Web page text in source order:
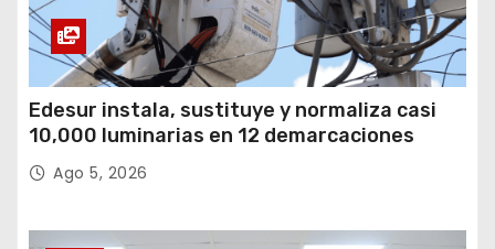
Edesur instala, sustituye y normaliza casi
10,000 luminarias en 12 demarcaciones
Ago 5, 2026